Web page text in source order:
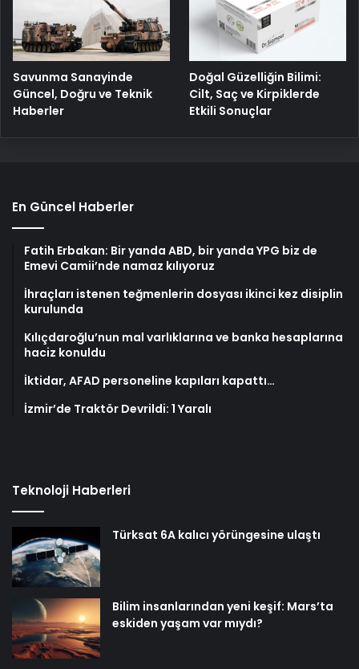
Savunma Sanayinde
Güncel, Doğru ve Teknik
Haberler
Doğal Güzelliğin Bilimi:
Cilt, Saç ve Kirpiklerde
Etkili Sonuçlar
En Güncel Haberler
Fatih Erbakan: Bir yanda ABD, bir yanda YPG biz de
Emevi Camii’nde namaz kılıyoruz
İhraçları istenen teğmenlerin dosyası ikinci kez disiplin
kurulunda
Kılıçdaroğlu’nun mal varlıklarına ve banka hesaplarına
haciz konuldu
İktidar, AFAD personeline kapıları kapattı…
İzmir’de Traktör Devrildi: 1 Yaralı
Teknoloji Haberleri
Türksat 6A kalıcı yörüngesine ulaştı
Bilim insanlarından yeni keşif: Mars’ta
eskiden yaşam var mıydı?